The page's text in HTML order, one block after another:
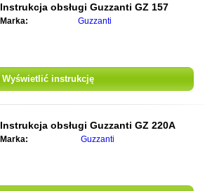
Instrukcja obsługi Guzzanti GZ 157
Marka: Guzzanti
Wyświetlić instrukcję
Instrukcja obsługi Guzzanti GZ 220A
Marka: Guzzanti